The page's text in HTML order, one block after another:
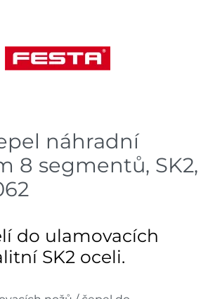
- doručení do 7 dnů
7 bal
na prodejnách je pouze orientační.
se mohou lišit od cen na e-
náhradní
8 segmentů, SK2,
do ulamovacích
SK2 oceli.